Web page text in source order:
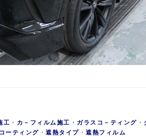
工 ・ カ－フィルム施工 ・ ガラスコ－ティング ・
ーティング ・ 遮熱タイプ ・ 遮熱フィルム